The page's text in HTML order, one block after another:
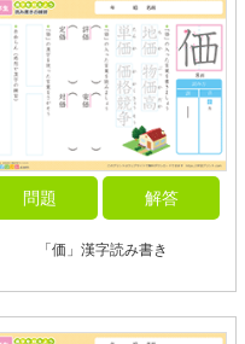
問題 解答
「価」漢字読み書き